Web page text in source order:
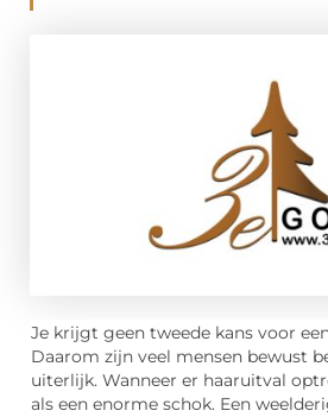
Je krijgt geen tweede kans voor
Daarom zijn veel mensen bewust
uiterlijk. Wanneer er haaruitval
als een enorme schok. Een